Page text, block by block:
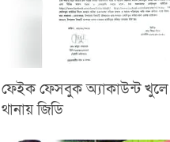
ফেইক ফেসবুক অ্যাকাউন্ট খুলে
থানায় জিডি